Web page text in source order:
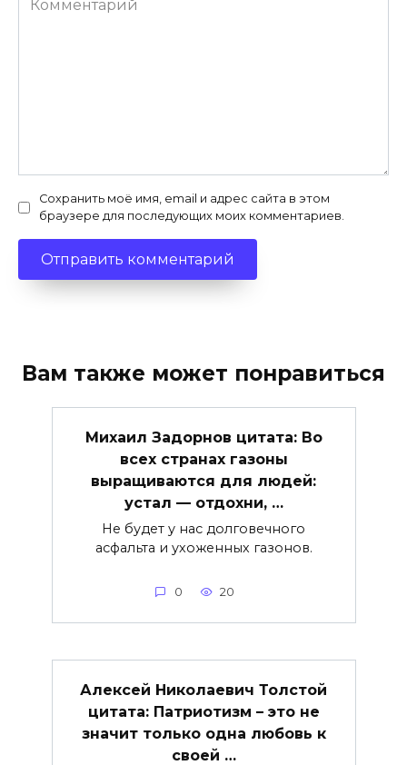
Сохранить моё имя, email и адрес сайта в этом
браузере для последующих моих комментариев.
Вам также может понравиться
Михаил Задорнов цитата: Во
всех странах газоны
выращиваются для людей:
устал — отдохни, …
Не будет у нас долговечного
асфальта и ухоженных газонов.
0 20
Алексей Николаевич Толстой
цитата: Патриотизм – это не
значит только одна любовь к
своей …